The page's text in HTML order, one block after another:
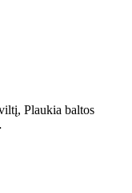
Plaukia baltos